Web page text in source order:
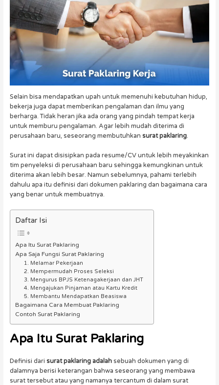
Selain bisa mendapatkan upah untuk memenuhi kebutuhan hidup,
bekerja juga dapat memberikan pengalaman dan ilmu yang
berharga. Tidak heran jika ada orang yang pindah tempat kerja
untuk memburu pengalaman. Agar lebih mudah diterima di
perusahaan baru, seseorang membutuhkan surat paklaring.
Surat ini dapat disisipkan pada resume/CV untuk lebih meyakinkan
tim penyeleksi di perusahaan baru sehingga kemungkinan untuk
diterima akan lebih besar. Namun sebelumnya, pahami terlebih
dahulu apa itu definisi dari dokumen paklaring dan bagaimana cara
yang benar untuk membuatnya.
Daftar Isi
Apa Itu Surat Paklaring
Apa Saja Fungsi Surat Paklaring
1. Melamar Pekerjaan
2. Mempermudah Proses Seleksi
3. Mengurus BPJS Ketenagakerjaan dan JHT
4. Mengajukan Pinjaman atau Kartu Kredit
5. Membantu Mendapatkan Beasiswa
Bagaimana Cara Membuat Paklaring
Contoh Surat Paklaring
Apa Itu Surat Paklaring
Definisi dari surat paklaring adalahsebuah dokumen yang di
dalamnya berisi keterangan bahwa seseorang yang membawa
surat tersebut atau yang namanya tercantum di dalam surat